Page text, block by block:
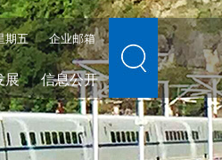
期五 企业邮箱
展 信息公开